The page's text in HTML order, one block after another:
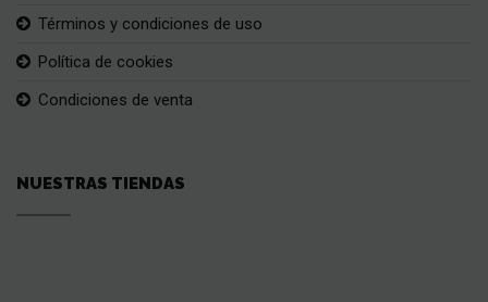
Términos y condiciones de uso
Política de cookies
Condiciones de venta
NUESTRAS TIENDAS